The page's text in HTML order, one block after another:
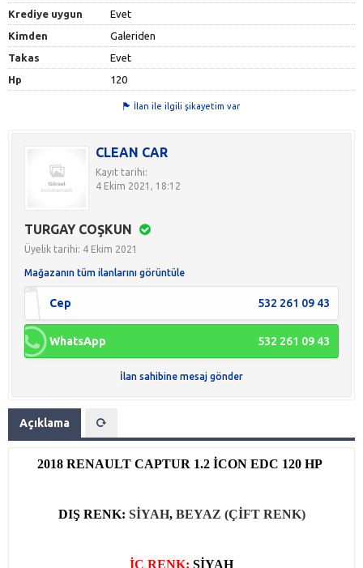
Krediye uygun
Evet
Kimden
Galeriden
Takas
Evet
Hp
120
İlan ile ilgili şikayetim var
CLEAN CAR
Kayıt tarihi:
4 Ekim 2021, 18:12
TURGAY COŞKUN
Üyelik tarihi: 4 Ekim 2021
Mağazanın tüm ilanlarını görüntüle
Cep 532 261 09 43
WhatsApp 532 261 09 43
İlan sahibine mesaj gönder
Açıklama
2018 RENAULT CAPTUR 1.2 İCON EDC 120 HP
DIŞ RENK: SİYAH, BEYAZ (ÇİFT RENK)
İÇ RENK: SİYAH